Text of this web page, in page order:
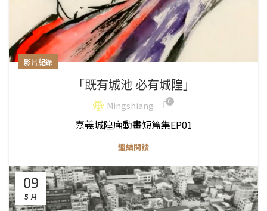
影片紀錄
「既有城池 必有城隍」
Mingshiang 0
嘉義城隍廟動畫短篇集EP01
繼續閱讀
09
5 月